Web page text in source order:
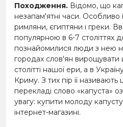
Походження. Відомо, що
незапам'ятні часи. Особливо
римляни, єгиптяни і греки.
популярною в 6-7 століттях
познайомилися люди з нею
городах слов'ян вирощувати
столітті нашої ери, а в
Криму. З тих пір її
перекладі слово «капуста»
увагу: купити молоду
інтернет-магазині.